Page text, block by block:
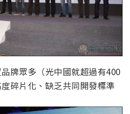
牌眾多（光中國就超過有400
碎片化、缺乏共同開發標準